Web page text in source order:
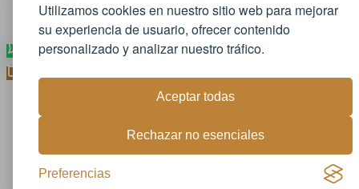
Utilizamos cookies en nuestro sitio web para mejorar
su experiencia de usuario, ofrecer contenido
personalizado y analizar nuestro tráfico.
Aceptar todas
Rechazar no esenciales
Preferencias
DiseñoBittacora